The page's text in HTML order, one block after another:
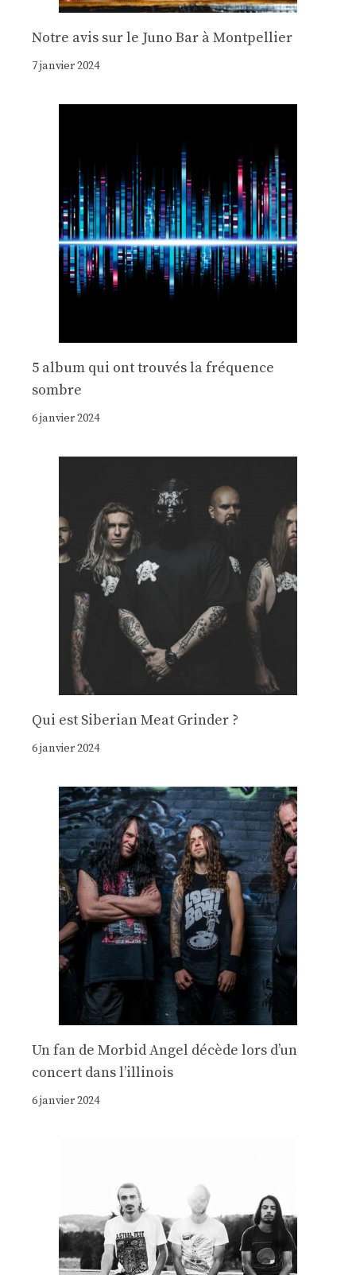
Notre avis sur le Juno Bar à Montpellier
7 janvier 2024
5 album qui ont trouvés la fréquence
sombre
6 janvier 2024
Qui est Siberian Meat Grinder ?
6 janvier 2024
Un fan de Morbid Angel décède lors d’un
concert dans l’illinois
6 janvier 2024